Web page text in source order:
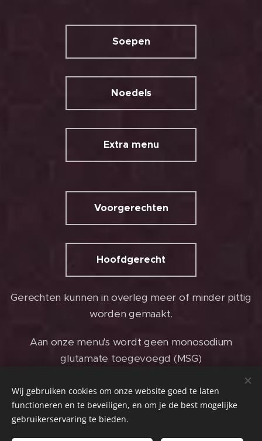
Soepen
Noedels
Extra menu
Voorgerechten
Hoofdgerecht
Gerechten kunnen in overleg meer of minder pittig
worden gemaakt.
Aan onze menu's wordt geen monosodium
glutamate toegevoegd (MSG)
Heeft u eenvoedselallergieof eet u
vegetarisch?
Wij gebruiken cookies om onze website goed te laten
functioneren en te beveiligen, en om je de best mogelijke
gebruikerservaring te bieden.